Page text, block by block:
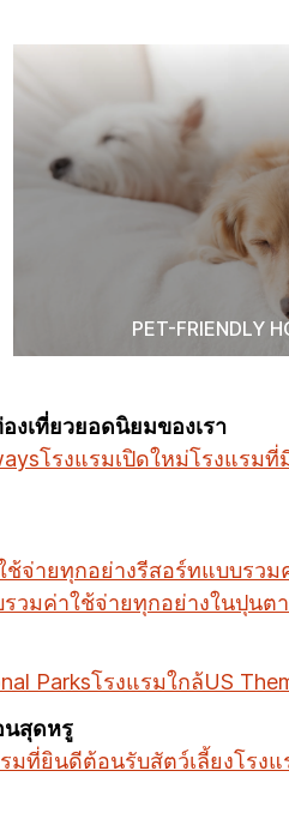
PET-FRIENDLY
เที่ยวยอดนิยมของเรา
โรงแรมเปิดใหม่โรงแรมที่
จ่ายทุกอย่างรีสอร์ทแบบรวม
วมค่าใช้จ่ายทุกอย่างในปุนต
Parksโรงแรมใกล้US
นสุดหรู
มที่ยินดีต้อนรับสัตว์เลี้ยงโรง